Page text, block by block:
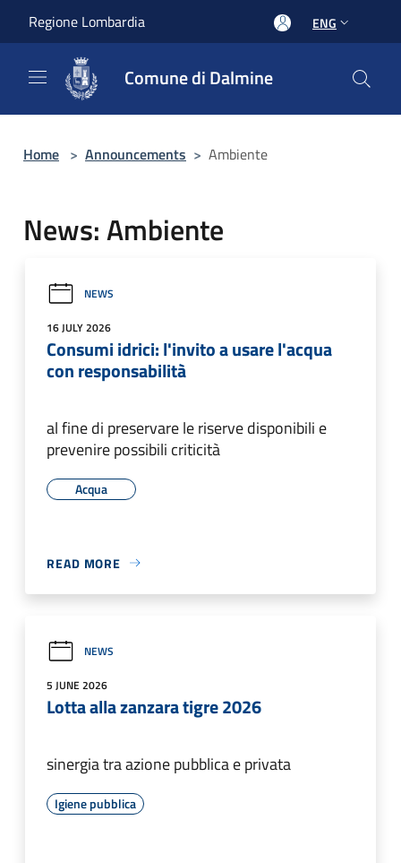
Regione Lombardia ENG
Comune di Dalmine
Home > Announcements > Ambiente
News: Ambiente
NEWS
16 JULY 2026
Consumi idrici: l'invito a usare l'acqua
con responsabilità
al fine di preservare le riserve disponibili e
prevenire possibili criticità
Acqua
READ MORE
NEWS
5 JUNE 2026
Lotta alla zanzara tigre 2026
sinergia tra azione pubblica e privata
Igiene pubblica